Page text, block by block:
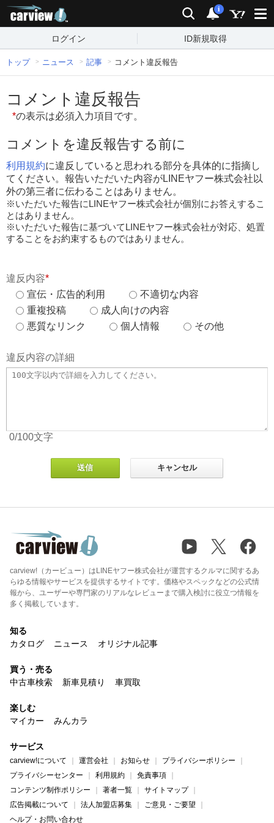
検索 通知
i
ログイン ID新規取得
トップ ニュース 記事 コメント違反報告
コメント違反報告
*の表示は必須入力項目です。
コメントを違反報告する前に
利用規約に違反していると思われる部分を具体的に指摘し
てください。報告いただいた内容がLINEヤフー株式会社以
外の第三者に伝わることはありません。
※いただいた報告にLINEヤフー株式会社が個別にお答えするこ
とはありません。
※いただいた報告に基づいてLINEヤフー株式会社が対応、処置
することをお約束するものではありません。
違反内容*
宣伝・広告的利用
不適切な内容
重複投稿
成人向けの内容
悪質なリンク
個人情報 その他
違反内容の詳細
0/100文字
carview!（カービュー）はLINEヤフー株式会社が運営するクルマに関するあ
らゆる情報やサービスを提供するサイトです。価格やスペックなどの公式情
報から、ユーザーや専門家のリアルなレビューまで購入検討に役立つ情報を
多く掲載しています。
知る
カタログ
ニュース オリジナル記事
買う・売る
中古車検索
新車見積り 車買取
楽しむ
マイカー
みんカラ
サービス
carview!について 運営会社 お知らせ
プライバシーポリシー
プライバシーセンター
利用規約
免責事項
コンテンツ制作ポリシー
著者一覧
サイトマップ
広告掲載について
法人加盟店募集
ご意見・ご要望
ヘルプ・お問い合わせ